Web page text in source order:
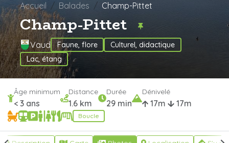
Accueil Balades Champ-Pittet
Champ-Pittet
Vaud Faune, flore
Culturel, didactique
Lac, étang
Âge minimum
< 3 ans
Distance
1.6 km
Durée
29 min
Dénivelé
17m 17m
Boucle